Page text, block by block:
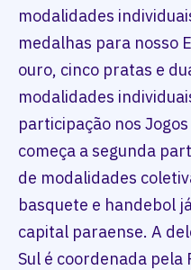
modalidades
medalhas para nosso
ouro, cinco pratas e
modalidades
participação nos
começa a segunda
de modalidades
basquete e handebol
capital paraense. A
Sul é coordenada pela